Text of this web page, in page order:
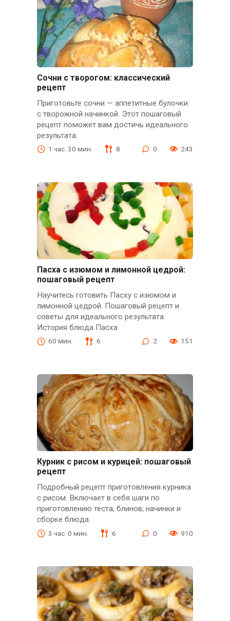
Сочни с творогом: классический
рецепт
Приготовьте сочни — аппетитные булочки
с творожной начинкой. Этот пошаговый
рецепт поможет вам достичь идеального
результата.
1 час. 30 мин. 8 0 243
Пасха с изюмом и лимонной цедрой:
пошаговый рецепт
Научитесь готовить Пасху с изюмом и
лимонной цедрой. Пошаговый рецепт и
советы для идеального результата.
История блюда Пасха
60 мин. 6 2 151
Курник с рисом и курицей: пошаговый
рецепт
Подробный рецепт приготовления курника
с рисом. Включает в себя шаги по
приготовлению теста, блинов, начинки и
сборке блюда.
3 час. 0 мин. 6 0 910